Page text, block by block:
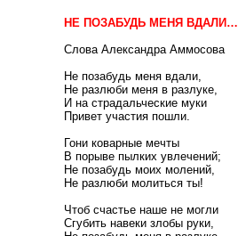
НЕ ПОЗАБУДЬ МЕНЯ ВДАЛИ…
Слова Александра Аммосова
Не позабудь меня вдали,
Не разлюби меня в разлуке,
И на страдальческие муки
Привет участия пошли.
Гони коварные мечты
В порыве пылких увлечений;
Не позабудь моих молений,
Не разлюби молиться ты!
Чтоб счастье наше не могли
Сгубить навеки злобы руки,